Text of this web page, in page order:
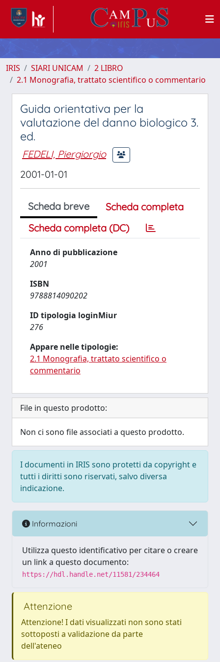
IRIS SIARI UNICAM
2 LIBRO
2.1 Monografia, trattato scientifico o commentario
Guida orientativa per la
valutazione del danno biologico 3.
ed.
FEDELI, Piergiorgio
2001-01-01
Scheda breve
Scheda completa
Scheda completa (DC)
Anno di pubblicazione
2001
ISBN
9788814090202
ID tipologia loginMiur
276
Appare nelle tipologie:
2.1 Monografia, trattato scientifico o
commentario
File in questo prodotto:
Non ci sono file associati a questo prodotto.
I documenti in IRIS sono protetti da copyright e
tutti i diritti sono riservati, salvo diversa
indicazione.
Informazioni
Utilizza questo identificativo per citare o creare
un link a questo documento:
https://hdl.handle.net/11581/234464
Attenzione
Attenzione! I dati visualizzati non sono stati
sottoposti a validazione da parte
dell'ateneo